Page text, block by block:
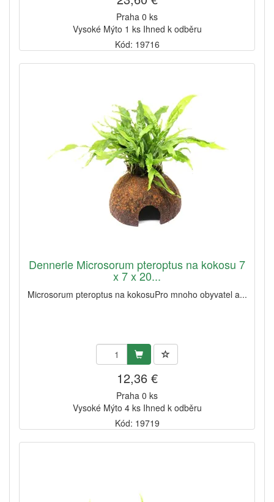
Praha 0 ks
Vysoké Mýto 1 ks Ihned k odběru
Kód: 19716
Dennerle Microsorum pteroptus na kokosu 7
x 7 x 20...
Microsorum pteroptus na kokosuPro mnoho obyvatel a...
12,36 €
Praha 0 ks
Vysoké Mýto 4 ks Ihned k odběru
Kód: 19719